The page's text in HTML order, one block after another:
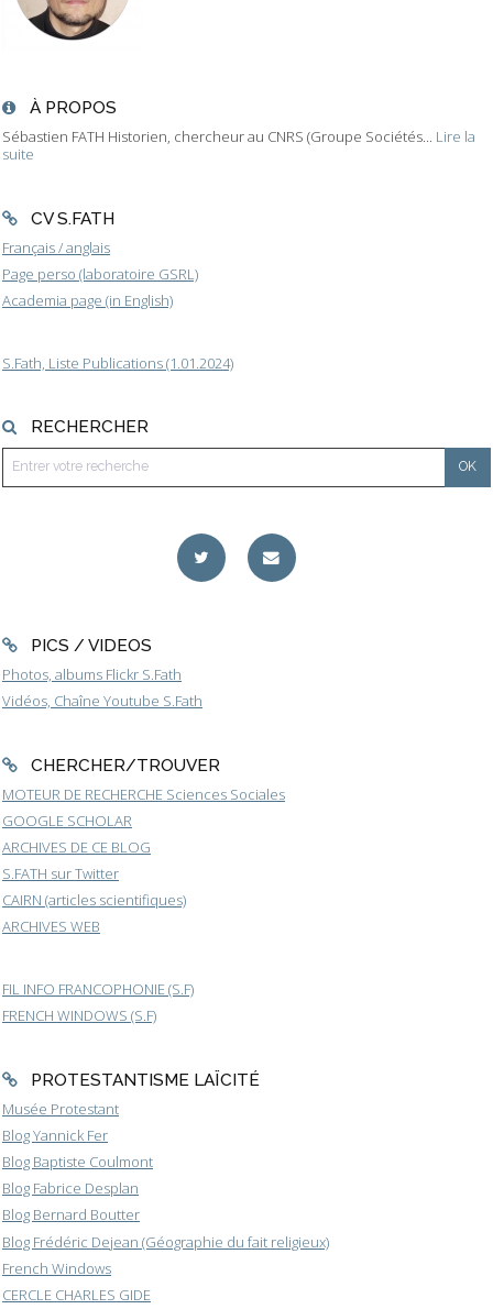
À PROPOS
Sébastien FATH Historien, chercheur au CNRS (Groupe Sociétés... Lire la
suite
CV S.FATH
Français / anglais
Page perso (laboratoire GSRL)
Academia page (in English)
S.Fath, Liste Publications (1.01.2024)
RECHERCHER
PICS / VIDEOS
Photos, albums Flickr S.Fath
Vidéos, Chaîne Youtube S.Fath
CHERCHER/TROUVER
MOTEUR DE RECHERCHE Sciences Sociales
GOOGLE SCHOLAR
ARCHIVES DE CE BLOG
S.FATH sur Twitter
CAIRN (articles scientifiques)
ARCHIVES WEB
FIL INFO FRANCOPHONIE (S.F)
FRENCH WINDOWS (S.F)
PROTESTANTISME LAÏCITÉ
Musée Protestant
Blog Yannick Fer
Blog Baptiste Coulmont
Blog Fabrice Desplan
Blog Bernard Boutter
Blog Frédéric Dejean (Géographie du fait religieux)
French Windows
CERCLE CHARLES GIDE